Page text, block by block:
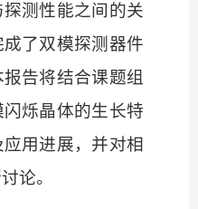
测性能之间的关
了双模探测器件
告将结合课题组
烁晶体的生长特
用进展，并对相
论。